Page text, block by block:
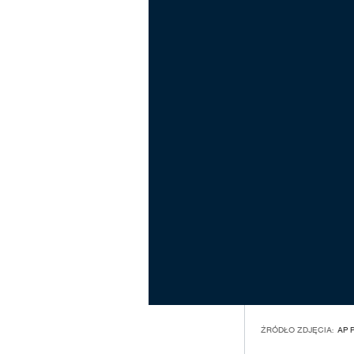
ŹRÓDŁO ZDJĘCIA: AP